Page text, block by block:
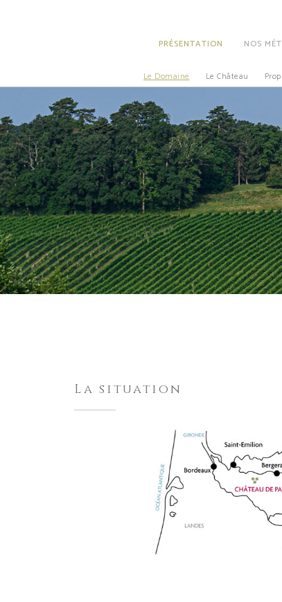
PRÉSENTATION NOS
Le Domaine Le Château
La situation